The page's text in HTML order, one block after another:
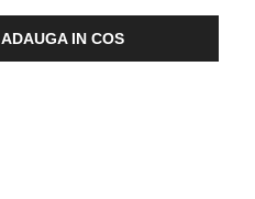
ADAUGA IN COS